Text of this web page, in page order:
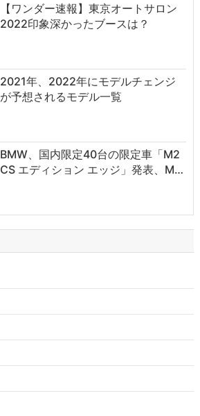
【ワンダー速報】東京オートサロン
2022印象深かったブースは？
2021年、2022年にモデルチェンジ
が予想されるモデル一覧
BMW、国内限定40台の限定車「M2
CS エディション エッジ」発表、M…